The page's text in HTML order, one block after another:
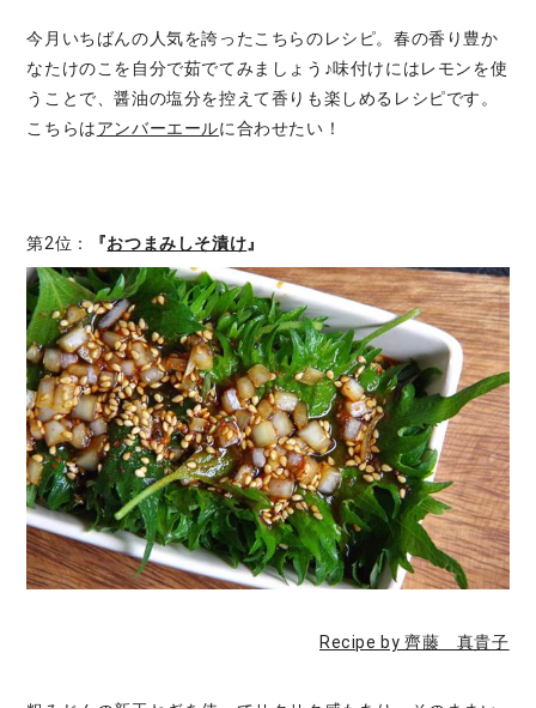
今月いちばんの人気を誇ったこちらのレシピ。春の香り豊か
なたけのこを自分で茹でてみましょう♪味付けにはレモンを使
うことで、醤油の塩分を控えて香りも楽しめるレシピです。
こちらはアンバーエールに合わせたい！
第2位： 『おつまみしそ漬け』
Recipe by 齊藤 真貴子